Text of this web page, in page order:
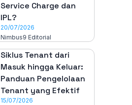
Service Charge dan
IPL?
20/07/2026
Nimbus9 Editorial
Siklus Tenant dari
Masuk hingga Keluar:
Panduan Pengelolaan
Tenant yang Efektif
15/07/2026